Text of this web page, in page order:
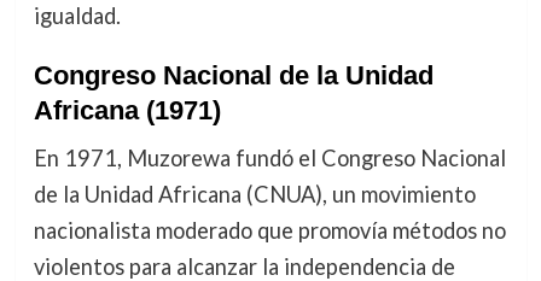
igualdad.
Congreso Nacional de la Unidad
Africana (1971)
En 1971, Muzorewa fundó el Congreso Nacional
de la Unidad Africana (CNUA), un movimiento
nacionalista moderado que promovía métodos no
violentos para alcanzar la independencia de